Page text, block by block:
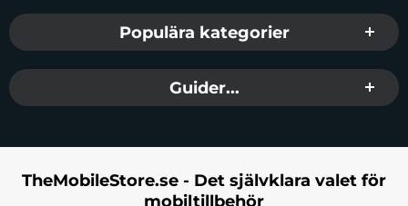
Populära kategorier
Guider...
TheMobileStore.se - Det självklara valet för
mobiltillbehör